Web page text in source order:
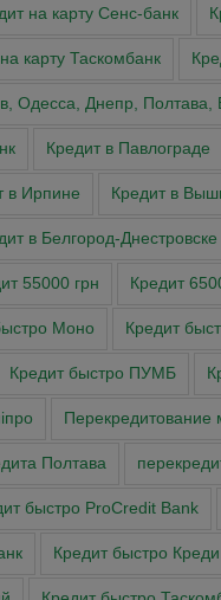
на карту Сенс-банк
карту Таскомбанк
Одесса, Днепр, Полтава,
Кредит в Павлограде
в Ирпине Кредит в
в Белгород-Днестровске
55000 грн Кредит
Моно Кредит
Кредит быстро ПУМБ
Перекредитование
Полтава
быстро ProCredit Bank
Кредит быстро